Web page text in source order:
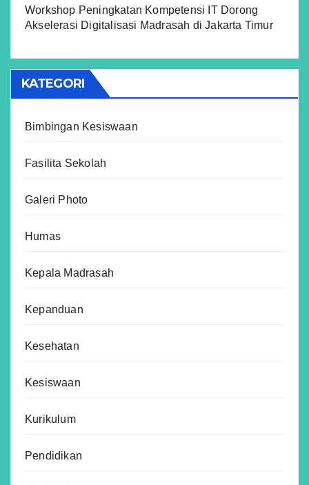
Workshop Peningkatan Kompetensi IT Dorong
Akselerasi Digitalisasi Madrasah di Jakarta Timur
KATEGORI
Bimbingan Kesiswaan
Fasilita Sekolah
Galeri Photo
Humas
Kepala Madrasah
Kepanduan
Kesehatan
Kesiswaan
Kurikulum
Pendidikan